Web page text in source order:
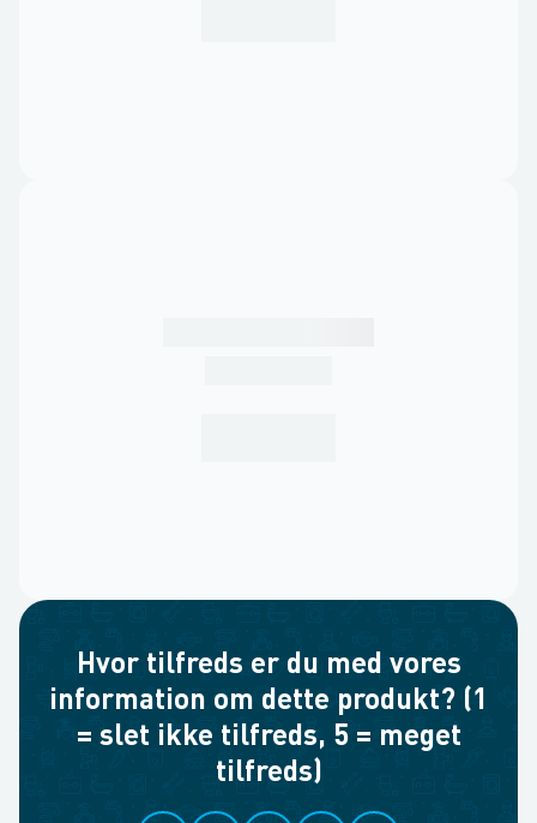
Hvor tilfreds er du med vores
information om dette produkt? (1
= slet ikke tilfreds, 5 = meget
tilfreds)